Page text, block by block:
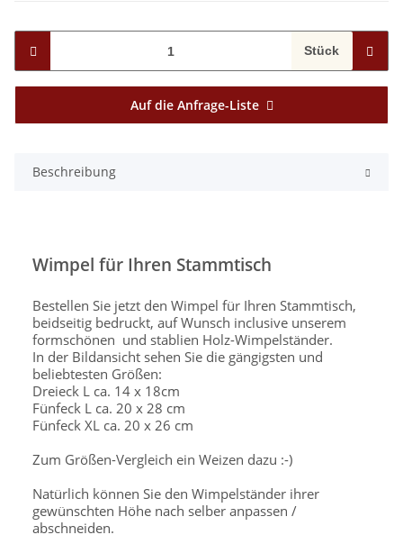
Stück
Auf die Anfrage-Liste
Beschreibung
Wimpel für Ihren Stammtisch
Bestellen Sie jetzt den Wimpel für Ihren Stammtisch,
beidseitig bedruckt, auf Wunsch inclusive unserem
formschönen und stablien Holz-Wimpelständer.
In der Bildansicht sehen Sie die gängigsten und
beliebtesten Größen:
Dreieck L ca. 14 x 18cm
Fünfeck L ca. 20 x 28 cm
Fünfeck XL ca. 20 x 26 cm
Zum Größen-Vergleich ein Weizen dazu :-)
Natürlich können Sie den Wimpelständer ihrer
gewünschten Höhe nach selber anpassen /
abschneiden.